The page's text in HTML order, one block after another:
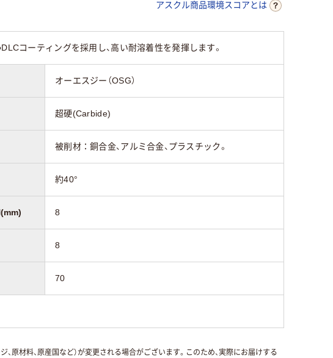
アスクル商品環境スコアとは
コーティングを採用し、高い耐溶着性を発揮します。
オーエスジー（OSG）
超硬(Carbide)
被削材：銅合金、アルミ合金、プラスチック。
約40°
8
8
70
原材料、原産国など）が変更される場合がございます。このため、実際にお届けする